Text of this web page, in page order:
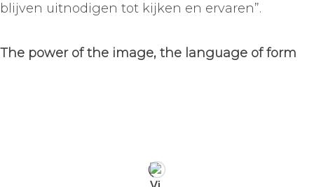
blijven uitnodigen tot kijken en ervaren”.
The power of the image, the language of form